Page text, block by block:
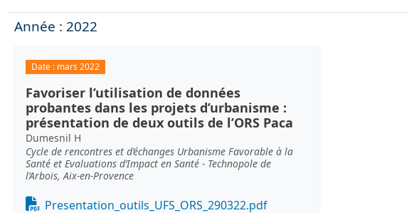
Année : 2022
Date : mars 2022
Favoriser l’utilisation de données
probantes dans les projets d’urbanisme :
présentation de deux outils de l’ORS Paca
Dumesnil H
Cycle de rencontres et d’échanges Urbanisme Favorable à la
Santé et Evaluations d’Impact en Santé - Technopole de
l’Arbois, Aix-en-Provence
Document
Presentation_outils_UFS_ORS_290322.pdf